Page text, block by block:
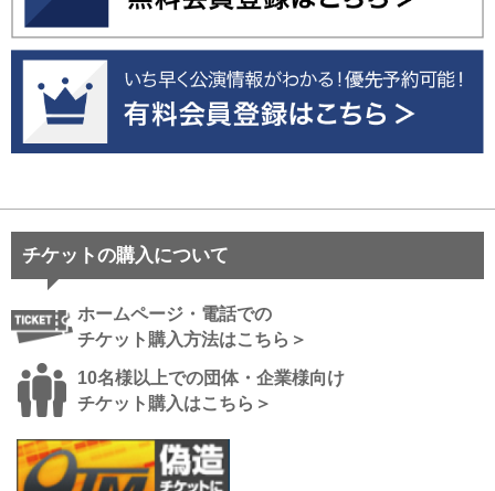
チケットの購入について
ホームページ・電話での
チケット購入方法はこちら＞
10名様以上での団体・企業様向け
チケット購入はこちら＞